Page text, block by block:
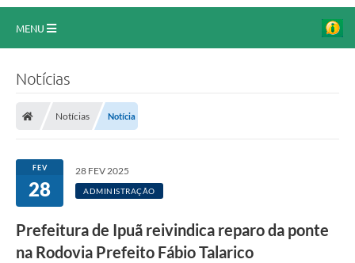
MENU
Imprensa Oficial
Editais
Outras Opções
Ouvidoria
Notícias
Notícias Notícia
FEV
28
28 FEV 2025
ADMINISTRAÇÃO
Prefeitura de Ipuã reivindica reparo da ponte
na Rodovia Prefeito Fábio Talarico